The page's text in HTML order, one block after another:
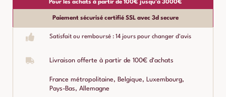
Pour les achats à partir de 100€ jusqu'à 3000€
Paiement sécurisé certifié SSL avec 3d secure
Satisfait ou remboursé : 14 jours pour changer d'avis
Livraison offerte à partir de 100€ d'achats
France métropolitaine, Belgique, Luxembourg,
Pays-Bas, Allemagne